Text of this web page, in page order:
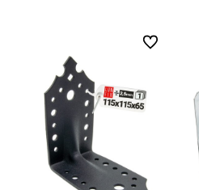
Zu Favoriten
Zu Favoriten